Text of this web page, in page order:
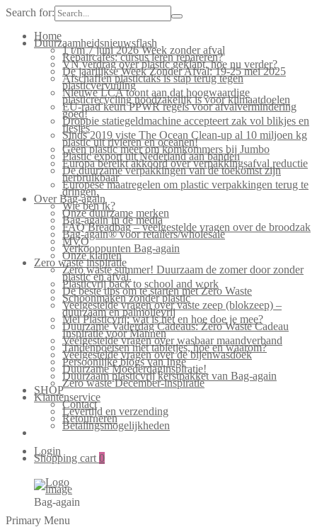
Search for:
Home
Duurzaamheidsnieuwsflash
1 t/m 7 juni 2026 Week zonder afval
Repaircafés: cursus leren repareren?
VN verdrag over plastic geklapt, hoe nu verder?
De jaarlijkse Week Zonder Afval: 19-25 mei 2025
Afschaffen plastictaks is stap terug tegen
plasticvervuiling
Nieuwe LCA toont aan dat hoogwaardige
plasticrecycling noodzakelijk is voor klimaatdoelen
EU-raad keurt PPWR regels voor afvalvermindering
goed!
Droppie statiegeldmachine accepteert zak vol blikjes en
flesjes
Sinds 2019 viste The Ocean Clean-up al 10 miljoen kg
plastic uit rivieren en oceanen!
Geen plastic meer om komkommers bij Jumbo
Plastic export uit Nederland aan banden
Europa bereikt akkoord over verpakkingsafval reductie
De duurzame verpakkingen van de toekomst zijn
herbruikbaar
Europese maatregelen om plastic verpakkingen terug te
dringen.
Over Bag-again
Wie ben ik?
Onze duurzame merken
Bag-again in de media
FAQ Breadbag – veelgestelde vragen over de broodzak
Bag-again® voor retailers/wholesale
MVO
Verkooppunten Bag-again
Onze klanten
Zero waste inspiratie
Zero waste summer! Duurzaam de zomer door zonder
plastic en afval.
Plasticvrij back to school and work
De beste tips om te starten met Zero Waste
Schoonmaken zonder plastic
Veelgestelde vragen over vaste zeep (blokzeep) –
duurzaam en palmolievrij
Mei Plasticvrij: wat is het en hoe doe je mee?
Duurzame Vaderdag Cadeaus: Zero Waste Cadeau
Inspiratie voor Mannen
Veelgestelde vragen over wasbaar maandverband
Tandenpoetsen met tabletjes, hoe en waarom?
Veelgestelde vragen over de bijenwasdoek
Persoonlijke blogs van Inge
Duurzame Moederdaginspiratie!
Duurzaam plasticvrij kerstpakket van Bag-again
Zero waste December-inspiratie
SHOP
Klantenservice
Contact
Levertijd en verzending
Retourneren
Betalingsmogelijkheden
Login
Shopping cart 0
Bag-again
Primary Menu